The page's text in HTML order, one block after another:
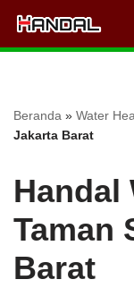
Lompat
Beranda » Water
Jakarta Barat
Handal
Taman
Barat